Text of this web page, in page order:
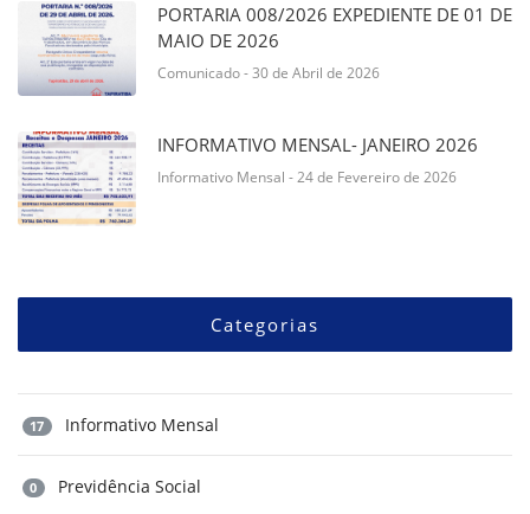
PORTARIA 008/2026 EXPEDIENTE DE 01 DE
MAIO DE 2026
Comunicado- 30 de Abril de 2026
INFORMATIVO MENSAL- JANEIRO 2026
Informativo Mensal - 24 de Fevereiro de 2026
Categorias
17 Informativo Mensal
0 Previdência Social